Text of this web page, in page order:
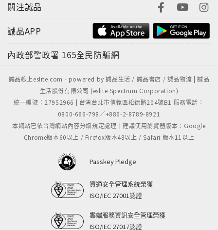
關注誠品
誠品APP
內政部警政署 165全民防騙網
誠品線上eslite.com - powered by 誠品生活 / 誠品書店 / 誠品物流 | 誠品
生活股份有限公司 (eslite Spectrum Corporation)
統一編號：27952966 | 台灣台北市信義區松德路204號B1 服務電話：
0800-666-798／+886-2-8789-8921
本網站已依台灣網站內容分級規定處理｜建議使用瀏覽器版本：Google
Chrome版本60以上 / Firefox版本48以上 / Safari 版本11以上
Passkey Pledge
資通安全管理系統榮獲
ISO/IEC 27001認證
雲端服務資訊安全管理榮獲
ISO/IEC 27017認證